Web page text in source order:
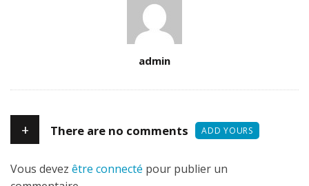
admin
+ There are no comments ADD YOURS
Vous devez être connecté pour publier un